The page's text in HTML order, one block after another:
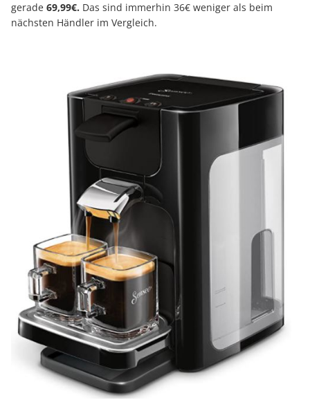
gerade 69,99€. Das sind immerhin 36€ weniger als beim
nächsten Händler im Vergleich.